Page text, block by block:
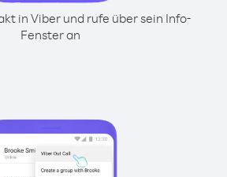
in Viber und rufe über sein Info-
Fenster an